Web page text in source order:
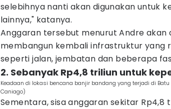
selebihnya nanti akan digunakan untuk
lainnya," katanya.
Anggaran tersebut menurut Andre akan
membangun kembali infrastruktur yang
seperti jalan, jembatan dan beberapa
2. Sebanyak Rp4,8 triliun untuk
Keadaan di lokasi bencana banjir bandang yang terjadi di Batu
Caniago)
Sementara, sisa anggaran sekitar Rp4,8